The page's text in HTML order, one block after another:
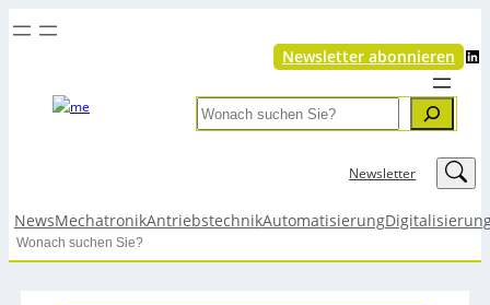
Newsletter abonnieren LinkedIn
Search
Newsletter LinkedIn
NewsMechatronikAntriebstechnikAutomatisierung
Search